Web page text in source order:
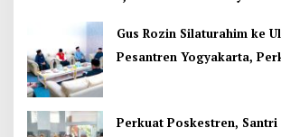
Gus Rozin Silaturahim ke
Pesantren Yogyakarta,
Perkuat Poskestren, Santri